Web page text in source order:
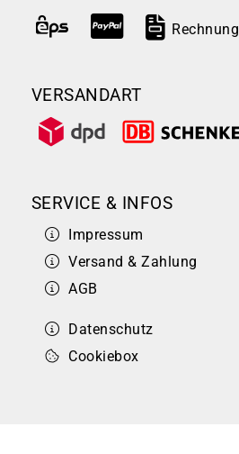
Rechnung
VERSANDART
SERVICE & INFOS
Impressum
Versand & Zahlung
AGB
Datenschutz
Cookiebox